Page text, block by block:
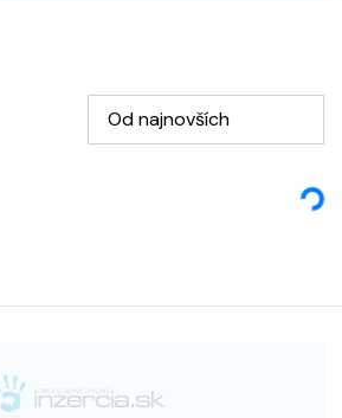
Od najnovších
Loading...